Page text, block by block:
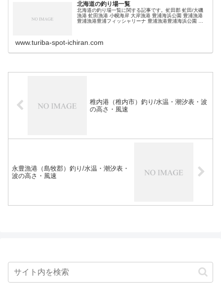
北海道の釣り場一覧
北海道の釣り場一覧に関する記事です。虻田郡 虻田/大磯
漁港 虻田漁港 小幌海岸 大岸漁港 豊浦海浜公園 豊浦漁港
豊浦漁港豊浦フィッシャリーナ 豊浦漁港豊浦海浜公園 礼
www.turiba-spot-ichiran.com
稚内港（稚内市）釣り/水温・潮汐表・波
の高さ・風速
永豊漁港（島牧郡）釣り/水温・潮汐表・
波の高さ・風速